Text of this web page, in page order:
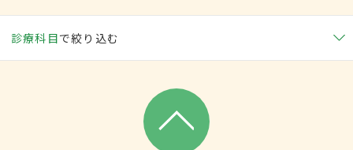
診療科目で絞り込む